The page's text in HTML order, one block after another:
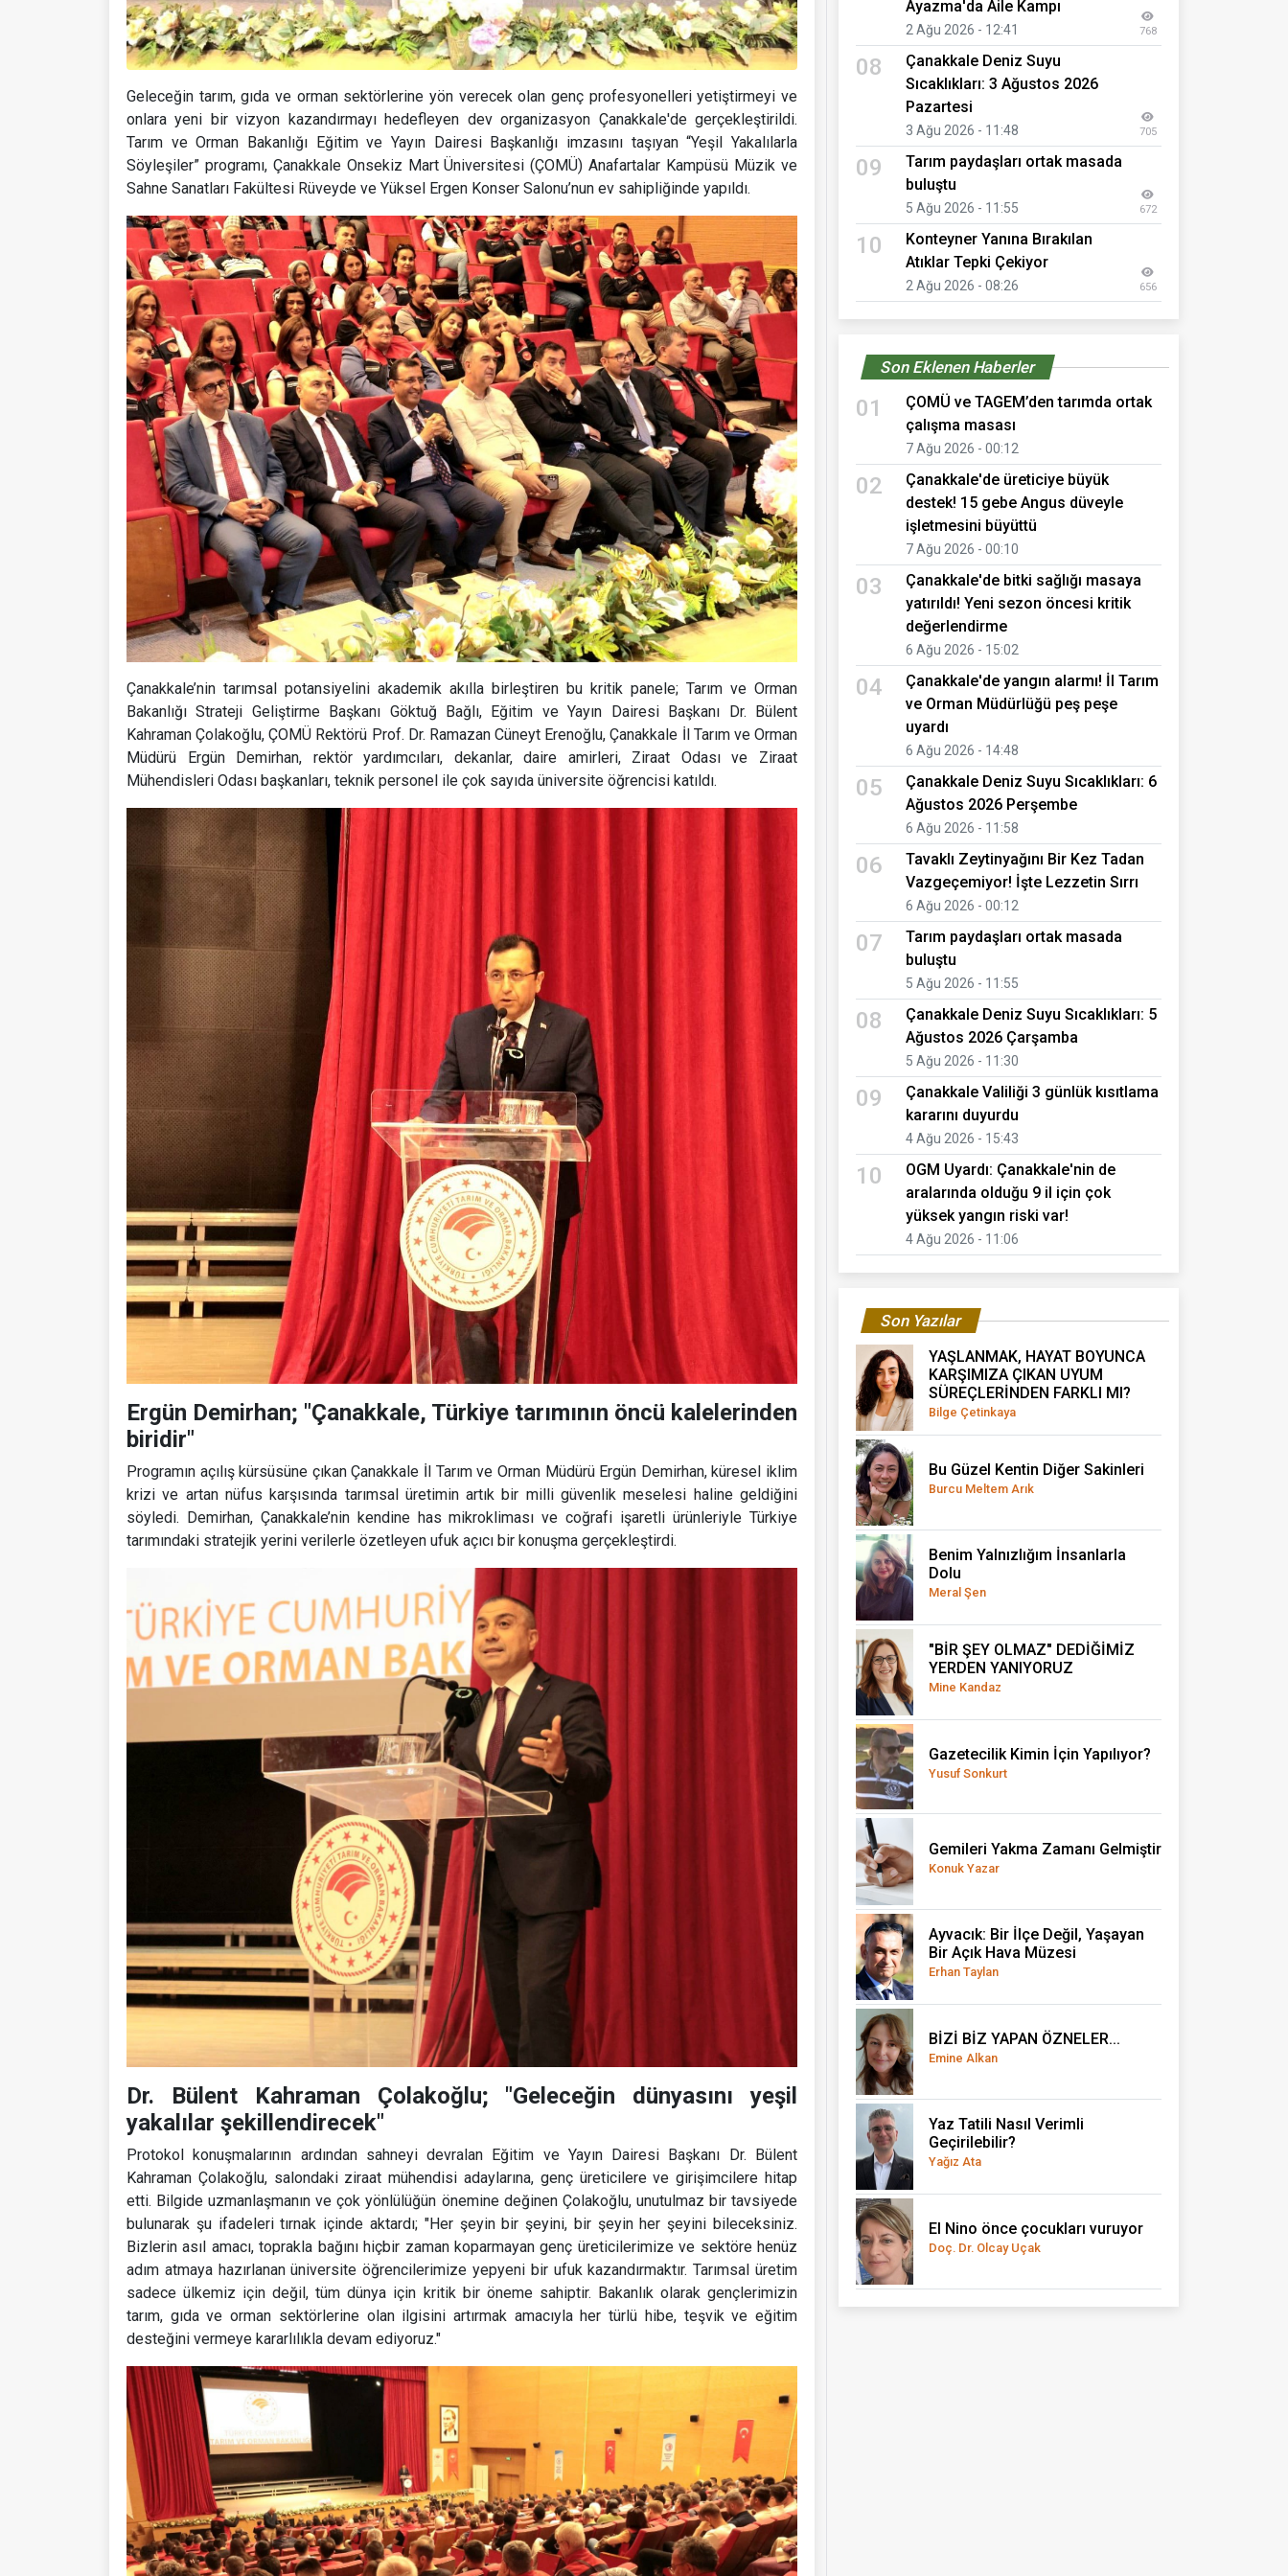
Geleceğin tarım, gıda ve orman sektörlerine yön verecek olan genç profesyonelleri yetiştirmeyi ve
onlara yeni bir vizyon kazandırmayı hedefleyen dev organizasyon Çanakkale'de gerçekleştirildi.
Tarım ve Orman Bakanlığı Eğitim ve Yayın Dairesi Başkanlığı imzasını taşıyan “Yeşil Yakalılarla
Söyleşiler” programı, Çanakkale Onsekiz Mart Üniversitesi (ÇOMÜ) Anafartalar Kampüsü Müzik ve
Sahne Sanatları Fakültesi Rüveyde ve Yüksel Ergen Konser Salonu’nun ev sahipliğinde yapıldı.
Çanakkale’nin tarımsal potansiyelini akademik akılla birleştiren bu kritik panele; Tarım ve Orman
Bakanlığı Strateji Geliştirme Başkanı Göktuğ Bağlı, Eğitim ve Yayın Dairesi Başkanı Dr. Bülent
Kahraman Çolakoğlu, ÇOMÜ Rektörü Prof. Dr. Ramazan Cüneyt Erenoğlu, Çanakkale İl Tarım ve Orman
Müdürü Ergün Demirhan, rektör yardımcıları, dekanlar, daire amirleri, Ziraat Odası ve Ziraat
Mühendisleri Odası başkanları, teknik personel ile çok sayıda üniversite öğrencisi katıldı.
Ergün Demirhan; "Çanakkale, Türkiye tarımının öncü kalelerinden
biridir"
Programın açılış kürsüsüne çıkan Çanakkale İl Tarım ve Orman Müdürü Ergün Demirhan, küresel iklim
krizi ve artan nüfus karşısında tarımsal üretimin artık bir milli güvenlik meselesi haline geldiğini
söyledi. Demirhan, Çanakkale’nin kendine has mikrokliması ve coğrafi işaretli ürünleriyle Türkiye
tarımındaki stratejik yerini verilerle özetleyen ufuk açıcı bir konuşma gerçekleştirdi.
Dr. Bülent Kahraman Çolakoğlu; "Geleceğin dünyasını yeşil
yakalılar şekillendirecek"
Protokol konuşmalarının ardından sahneyi devralan Eğitim ve Yayın Dairesi Başkanı Dr. Bülent
Kahraman Çolakoğlu, salondaki ziraat mühendisi adaylarına, genç üreticilere ve girişimcilere hitap
etti. Bilgide uzmanlaşmanın ve çok yönlülüğün önemine değinen Çolakoğlu, unutulmaz bir tavsiyede
bulunarak şu ifadeleri tırnak içinde aktardı; "Her şeyin bir şeyini, bir şeyin her şeyini bileceksiniz.
Bizlerin asıl amacı, toprakla bağını hiçbir zaman koparmayan genç üreticilerimize ve sektöre henüz
adım atmaya hazırlanan üniversite öğrencilerimize yepyeni bir ufuk kazandırmaktır. Tarımsal üretim
sadece ülkemiz için değil, tüm dünya için kritik bir öneme sahiptir. Bakanlık olarak gençlerimizin
tarım, gıda ve orman sektörlerine olan ilgisini artırmak amacıyla her türlü hibe, teşvik ve eğitim
desteğini vermeye kararlılıkla devam ediyoruz."
Ayazma'da Aile Kampı
2 Ağu 2026 - 12:41 768
08
Çanakkale Deniz Suyu
Sıcaklıkları: 3 Ağustos 2026
Pazartesi
3 Ağu 2026 - 11:48 705
09
Tarım paydaşları ortak masada
buluştu
5 Ağu 2026 - 11:55 672
10
Konteyner Yanına Bırakılan
Atıklar Tepki Çekiyor
2 Ağu 2026 - 08:26 656
Son Eklenen Haberler
01
ÇOMÜ ve TAGEM’den tarımda ortak
çalışma masası
7 Ağu 2026 - 00:12
02
Çanakkale'de üreticiye büyük
destek! 15 gebe Angus düveyle
işletmesini büyüttü
7 Ağu 2026 - 00:10
03
Çanakkale'de bitki sağlığı masaya
yatırıldı! Yeni sezon öncesi kritik
değerlendirme
6 Ağu 2026 - 15:02
04
Çanakkale'de yangın alarmı! İl Tarım
ve Orman Müdürlüğü peş peşe
uyardı
6 Ağu 2026 - 14:48
05
Çanakkale Deniz Suyu Sıcaklıkları: 6
Ağustos 2026 Perşembe
6 Ağu 2026 - 11:58
06
Tavaklı Zeytinyağını Bir Kez Tadan
Vazgeçemiyor! İşte Lezzetin Sırrı
6 Ağu 2026 - 00:12
07
Tarım paydaşları ortak masada
buluştu
5 Ağu 2026 - 11:55
08
Çanakkale Deniz Suyu Sıcaklıkları: 5
Ağustos 2026 Çarşamba
5 Ağu 2026 - 11:30
09
Çanakkale Valiliği 3 günlük kısıtlama
kararını duyurdu
4 Ağu 2026 - 15:43
10
OGM Uyardı: Çanakkale'nin de
aralarında olduğu 9 il için çok
yüksek yangın riski var!
4 Ağu 2026 - 11:06
Son Yazılar
YAŞLANMAK, HAYAT BOYUNCA
KARŞIMIZA ÇIKAN UYUM
SÜREÇLERİNDEN FARKLI MI?
Bilge Çetinkaya
Bu Güzel Kentin Diğer Sakinleri
Burcu Meltem Arık
Benim Yalnızlığım İnsanlarla
Dolu
Meral Şen
"BİR ŞEY OLMAZ" DEDİĞİMİZ
YERDEN YANIYORUZ
Mine Kandaz
Gazetecilik Kimin İçin Yapılıyor?
Yusuf Sonkurt
Gemileri Yakma Zamanı Gelmiştir
Konuk Yazar
Ayvacık: Bir İlçe Değil, Yaşayan
Bir Açık Hava Müzesi
Erhan Taylan
BİZİ BİZ YAPAN ÖZNELER...
Emine Alkan
Yaz Tatili Nasıl Verimli
Geçirilebilir?
Yağız Ata
El Nino önce çocukları vuruyor
Doç. Dr. Olcay Uçak